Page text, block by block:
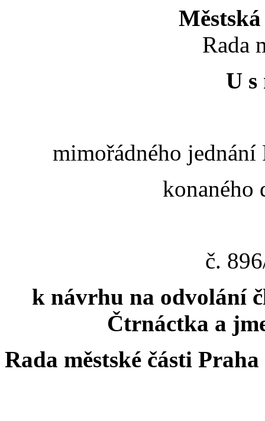
Rada
U s
mimořádného jednání
konaného
č.
k návrhu na odvolání
Čtrnáctka a
Rada městské části Praha